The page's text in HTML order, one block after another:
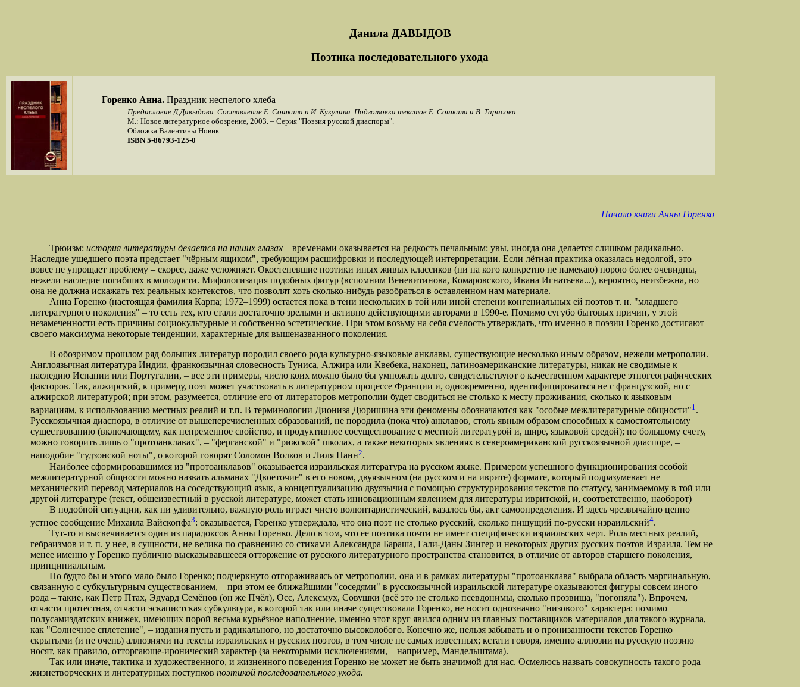
Данила ДАВЫДОВ
Поэтика последовательного ухода
Горенко Анна. Праздник неспелого хлеба
Предисловие Д.Давыдова. Составление Е. Сошкина и И. Кукулина. Подготовка текстов Е. Сошкина и В. Тарасова.
М.: Новое литературное обозрение, 2003. – Серия "Поэзия русской диаспоры".
Обложка Валентины Новик.
ISBN 5-86793-125-0
Начало книги Анны Горенко
Трюизм: история литературы делается на наших глазах – временами оказывается на редкость печальным: увы, иногда она делается слишком радикально.
Наследие ушедшего поэта предстает "чёрным ящиком", требующим расшифровки и последующей интерпретации. Если лётная практика оказалась недолгой, это
вовсе не упрощает проблему – скорее, даже усложняет. Окостеневшие поэтики иных живых классиков (ни на кого конкретно не намекаю) порою более очевидны,
нежели наследие погибших в молодости. Мифологизация подобных фигур (вспомним Веневитинова, Комаровского, Ивана Игнатьева...), вероятно, неизбежна, но
она не должна искажать тех реальных контекстов, что позволят хоть сколько-нибудь разобраться в оставленном нам материале.
Анна Горенко (настоящая фамилия Карпа; 1972–1999) остается пока в тени нескольких в той или иной степени конгениальных ей поэтов т. н. "младшего
литературного поколения" – то есть тех, кто стали достаточно зрелыми и активно действующими авторами в 1990-е. Помимо сугубо бытовых причин, у этой
незамеченности есть причины социокультурные и собственно эстетические. При этом возьму на себя смелость утверждать, что именно в поэзии Горенко достигают
своего максимума некоторые тенденции, характерные для вышеназванного поколения.
В обозримом прошлом ряд больших литератур породил своего рода культурно-языковые анклавы, существующие несколько иным образом, нежели метрополии.
Англоязычная литература Индии, франкоязычная словесность Туниса, Алжира или Квебека, наконец, латиноамериканские литературы, никак не сводимые к
наследию Испании или Португалии, – все эти примеры, число коих можно было бы умножать долго, свидетельствуют о качественном характере этногеографических
факторов. Так, алжирский, к примеру, поэт может участвовать в литературном процессе Франции и, одновременно, идентифицироваться не с французской, но с
алжирской литературой; при этом, разумеется, отличие его от литераторов метрополии будет сводиться не столько к месту проживания, сколько к языковым
вариациям, к использованию местных реалий и т.п. В терминологии Диониза Дюришина эти феномены обозначаются как "особые межлитературные общности"1.
Русскоязычная диаспора, в отличие от вышеперечисленных образований, не породила (пока что) анклавов, столь явным образом способных к самостоятельному
существованию (включающему, как непременное свойство, и продуктивное сосуществование с местной литературой и, шире, языковой средой); по большому счету,
можно говорить лишь о "протоанклавах", – "ферганской" и "рижской" школах, а также некоторых явлениях в североамериканской русскоязычной диаспоре, –
наподобие "гудзонской ноты", о которой говорят Соломон Волков и Лиля Панн2.
Наиболее сформировавшимся из "протоанклавов" оказывается израильская литература на русском языке. Примером успешного функционирования особой
межлитературной общности можно назвать альманах "Двоеточие" в его новом, двуязычном (на русском и на иврите) формате, который подразумевает не
механический перевод материалов на соседствующий язык, а концептуализацию двуязычия с помощью структурирования текстов по статусу, занимаемому в той или
другой литературе (текст, общеизвестный в русской литературе, может стать инновационным явлением для литературы ивритской, и, соответственно, наоборот)
В подобной ситуации, как ни удивительно, важную роль играет чисто волюнтаристический, казалось бы, акт самоопределения. И здесь чрезвычайно ценно
устное сообщение Михаила Вайскопфа3: оказывается, Горенко утверждала, что она поэт не столько русский, сколько пишущий по-русски израильский4.
Тут-то и высвечивается один из парадоксов Анны Горенко. Дело в том, что ее поэтика почти не имеет специфически израильских черт. Роль местных реалий,
гебраизмов и т. п. у нее, в сущности, не велика по сравнению со стихами Александра Бараша, Гали-Даны Зингер и некоторых других русских поэтов Израиля. Тем не
менее именно у Горенко публично высказывавшееся отторжение от русского литературного пространства становится, в отличие от авторов старшего поколения,
принципиальным.
Но будто бы и этого мало было Горенко; подчеркнуто отгораживаясь от метрополии, она и в рамках литературы "протоанклава" выбрала область маргинальную,
связанную с субкультурным существованием, – при этом ее ближайшими "соседями" в русскоязычной израильской литературе оказываются фигуры совсем иного
рода – такие, как Петр Птах, Эдуард Семёнов (он же Пчёл), Осс, Алексмух, Совушки (всё это не столько псевдонимы, сколько прозвища, "погоняла"). Впрочем,
отчасти протестная, отчасти эскапистская субкультура, в которой так или иначе существовала Горенко, не носит однозначно "низового" характера: помимо
полусамиздатских книжек, имеющих порой весьма курьёзное наполнение, именно этот круг явился одним из главных поставщиков материалов для такого журнала,
как "Солнечное сплетение", – издания пусть и радикального, но достаточно высоколобого. Конечно же, нельзя забывать и о пронизанности текстов Горенко
скрытыми (и не очень) аллюзиями на тексты израильских и русских поэтов, в том числе не самых известных; кстати говоря, именно аллюзии на русскую поэзию
носят, как правило, отторгающе-иронический характер (за некоторыми исключениями, – например, Мандельштама).
Так или иначе, тактика и художественного, и жизненного поведения Горенко не может не быть значимой для нас. Осмелюсь назвать совокупность такого рода
жизнетворческих и литературных поступков поэтикой последовательного ухода.